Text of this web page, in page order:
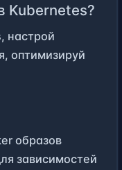
Kubernetes?
настрой
оптимизируй
образов
зависимостей